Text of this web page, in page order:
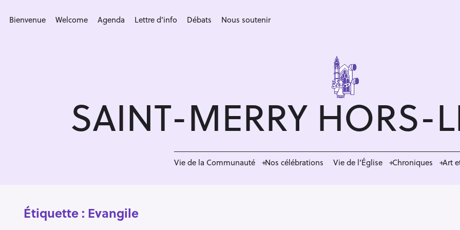
Bienvenue Welcome Agenda Lettre d’info Débats Nous soutenir
SAINT-MERRY HORS-
Vie de la Communauté Nos célébrations Vie de l’Église Chroniques Art
Étiquette : Evangile